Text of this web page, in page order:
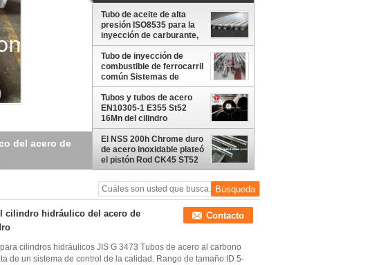
de carburante,
carbono para los barriles
de cilindro
Tubo de aceite de alta
presión ISO8535 para la
inyección de carburante,
ISO 9001 TS16949
EN10204.3.1 ISO14001
Tubo de inyección de
combustible de ferrocarril
común Sistemas de
distribución de
combustible
Tubos y tubos de acero
EN10305-1 E355 St52
16Mn del cilindro
hidráulico
El NSS 200h Chrome duro
de acero inoxidable plateó
el pistón Rod CK45 ST52
20MNV6 42CRMO4 40CR
cilindro hidráulico del acero de
Contacto
cilindros hidráulicos JIS G 3473 Tubos de acero al carbono
de un sistema de control de la calidad. Rango de tamaño:ID 5-